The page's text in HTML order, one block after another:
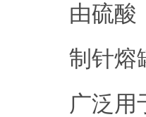
由硫酸
制针熔
广泛用